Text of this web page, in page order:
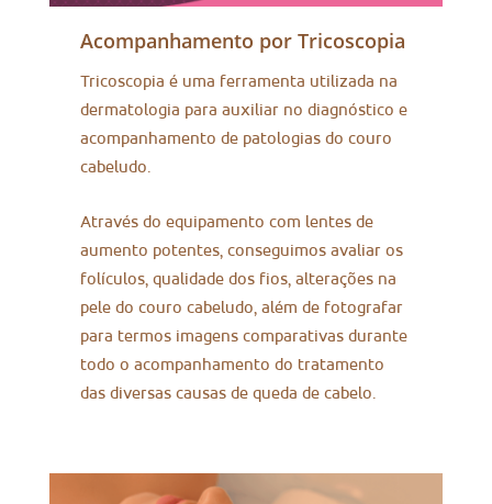
Acompanhamento por Tricoscopia
Tricoscopia é uma ferramenta utilizada na
dermatologia para auxiliar no diagnóstico e
acompanhamento de patologias do couro
cabeludo.
Através do equipamento com lentes de
aumento potentes, conseguimos avaliar os
folículos, qualidade dos fios, alterações na
pele do couro cabeludo, além de fotografar
para termos imagens comparativas durante
todo o acompanhamento do tratamento
das diversas causas de queda de cabelo.